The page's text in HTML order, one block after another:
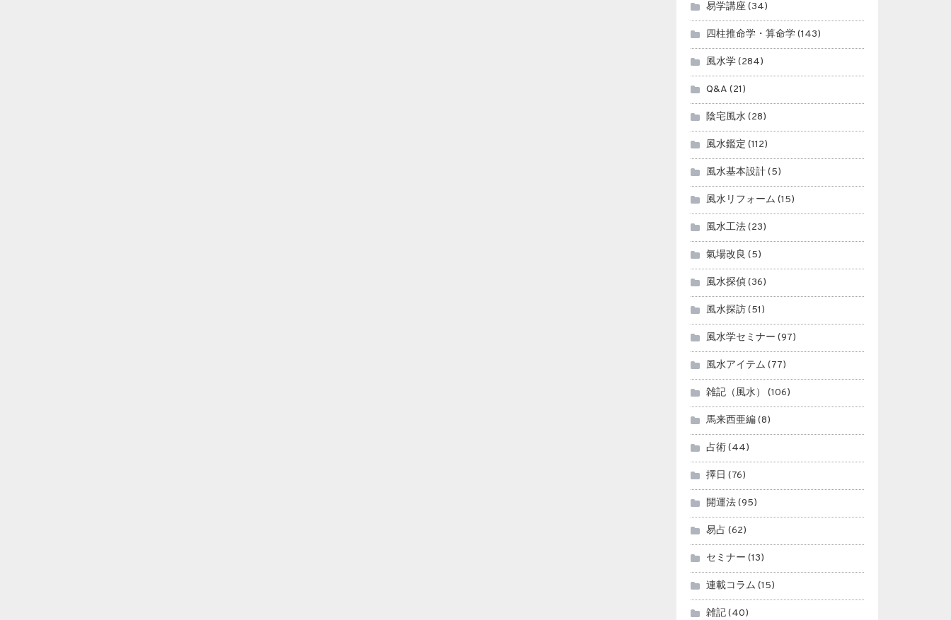
易学講座(34)
四柱推命学・算命学(143)
風水学(284)
Q&A (21)
陰宅風水(28)
風水鑑定 (112)
風水基本設計(5)
風水リフォーム (15)
風水工法(23)
氣場改良 (5)
風水探偵(36)
風水探訪(51)
風水学セミナー (97)
風水アイテム (77)
雑記（風水） (106)
馬来西亜編(8)
占術(44)
擇日 (76)
開運法(95)
易占 (62)
セミナー (13)
連載コラム (15)
雑記(40)